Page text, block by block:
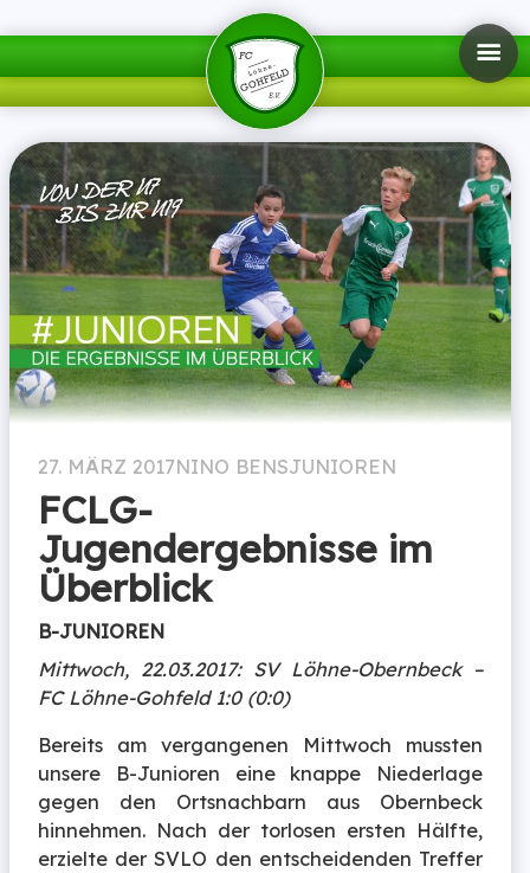
27. MÄRZ 2017NINO BENSJUNIOREN
FCLG-
Jugendergebnisse im
Überblick
B-JUNIOREN
Mittwoch, 22.03.2017: SV Löhne-Obernbeck –
FC Löhne-Gohfeld 1:0 (0:0)
Bereits am vergangenen Mittwoch mussten
unsere B-Junioren eine knappe Niederlage
gegen den Ortsnachbarn aus Obernbeck
hinnehmen. Nach der torlosen ersten Hälfte,
erzielte der SVLO den entscheidenden Treffer